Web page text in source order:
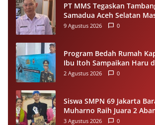
PT MMS Tegaskan
Samadua Aceh Selatan
Eksplorasi
9 Agustus 2026 0
Program Bedah Rumah
Ibu Itoh Sampaikan Haru
Syukur
2 Agustus 2026 0
Siswa SMPN 69 Jakarta
Muharno Raih Juara 2
dan Remaja Kencur 2026
3 Agustus 2026 0